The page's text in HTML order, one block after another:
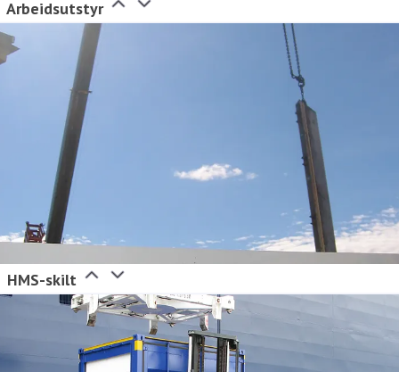
Arbeidsutstyr
HMS-skilt